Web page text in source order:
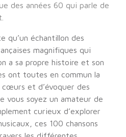
des années 60 qui parle de
qu’un échantillon des
magnifiques qui
a sa propre histoire et son
ont toutes en commun la
et d’évoquer des
vous soyez un amateur de
curieux d’explorer
ces 100 chansons